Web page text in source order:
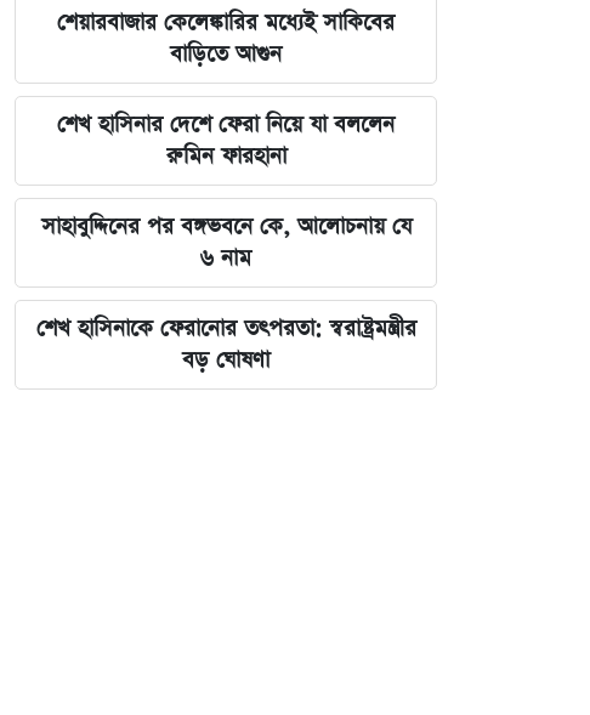
শেয়ারবাজার কেলেঙ্কারির মধ্যেই সাকিবের
বাড়িতে আগুন
শেখ হাসিনার দেশে ফেরা নিয়ে যা বললেন
রুমিন ফারহানা
সাহাবুদ্দিনের পর বঙ্গভবনে কে, আলোচনায় যে
৬ নাম
শেখ হাসিনাকে ফেরানোর তৎপরতা: স্বরাষ্ট্রমন্ত্রীর
বড় ঘোষণা